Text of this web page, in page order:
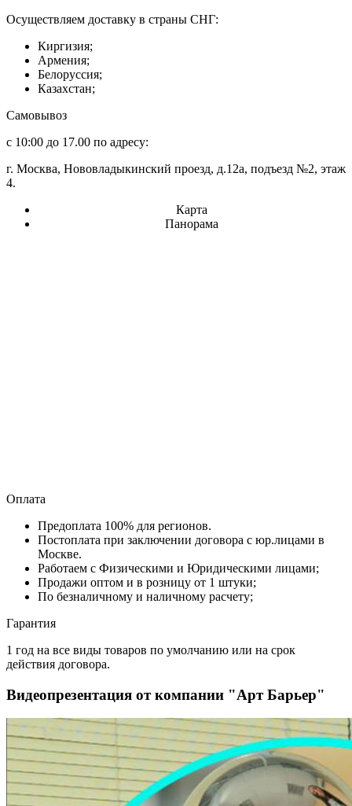
Осуществляем доставку в страны СНГ:
Киргизия;
Армения;
Белоруссия;
Казахстан;
Самовывоз
с 10:00 до 17.00 по адресу:
г. Москва, Нововладыкинский проезд, д.12а, подъезд №2, этаж
4.
Карта
Панорама
Оплата
Предоплата 100% для регионов.
Постоплата при заключении договора с юр.лицами в
Москве.
Работаем с Физическими и Юридическими лицами;
Продажи оптом и в розницу от 1 штуки;
По безналичному и наличному расчету;
Гарантия
1 год на все виды товаров по умолчанию или на срок
действия договора.
Видеопрезентация от компании "Арт Барьер"